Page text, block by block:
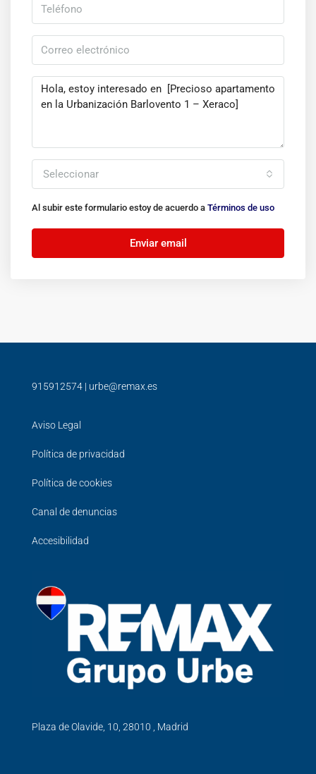
Seleccionar
Al subir este formulario estoy de acuerdo a Términos de uso
Enviar email
915912574 | urbe@remax.es
Aviso Legal
Política de privacidad
Política de cookies
Canal de denuncias
Accesibilidad
Plaza de Olavide, 10, 28010 , Madrid